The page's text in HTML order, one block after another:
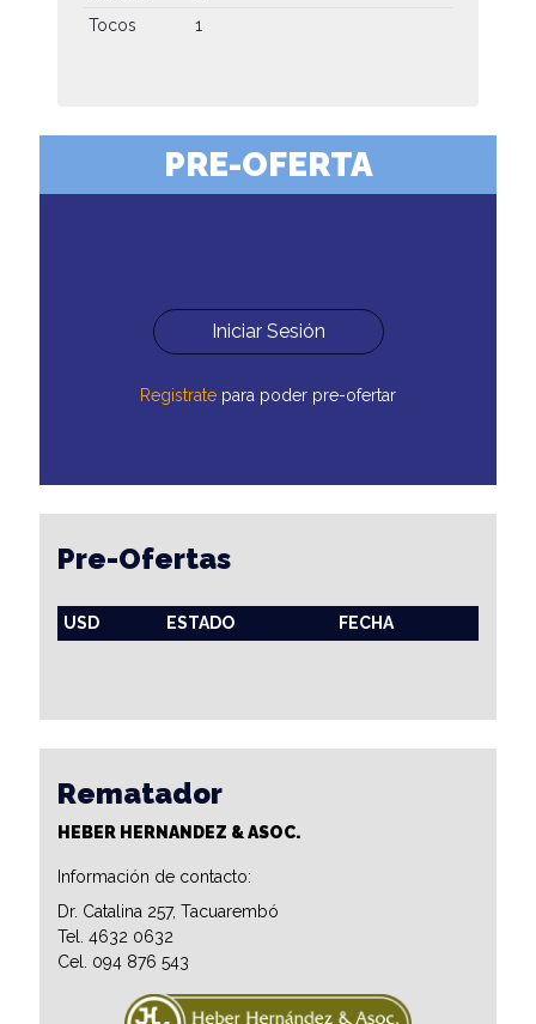
Tocos
1
PRE-OFERTA
Iniciar Sesión
Registrate para poder pre-ofertar
Pre-Ofertas
USD ESTADO FECHA
Rematador
HEBER HERNANDEZ & ASOC.
Información de contacto:
Dr. Catalina 257, Tacuarembó
Tel. 4632 0632
Cel. 094 876 543